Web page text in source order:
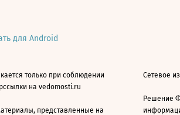
для Android
только при соблюдении
на vedomosti.ru
представленные на
Сетевое
Решение